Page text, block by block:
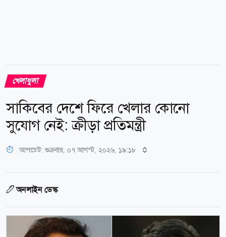
খেলাধুলা
সাকিবের দেশে ফিরে খেলার কোনো
সুযোগ নেই: ক্রীড়া প্রতিমন্ত্রী
আপডেট: শুক্রবার, ০৭ আগস্ট, ২০২৬, ১৯:১৮
অনলাইন ডেস্ক